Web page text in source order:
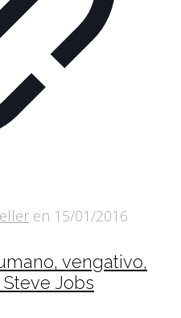
en 15/01/2016
vengativo,
Jobs